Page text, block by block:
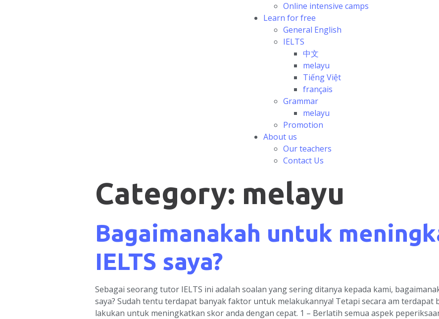
Online intensive camps
Learn for free
General English
IELTS
中文
melayu
Tiếng Việt
français
Grammar
melayu
Promotion
About us
Our teachers
Contact Us
Category: melayu
Bagaimanakah untuk
IELTS saya?
Sebagai seorang tutor IELTS ini adalah soalan yang sering ditanya kepada kami,
saya? Sudah tentu terdapat banyak faktor untuk melakukannya! Tetapi secara am terdapat
lakukan untuk meningkatkan skor anda dengan cepat. 1 – Berlatih semua aspek